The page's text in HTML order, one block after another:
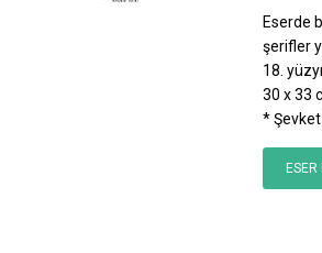
Eserde
şerifler
18.
30 x 33
*